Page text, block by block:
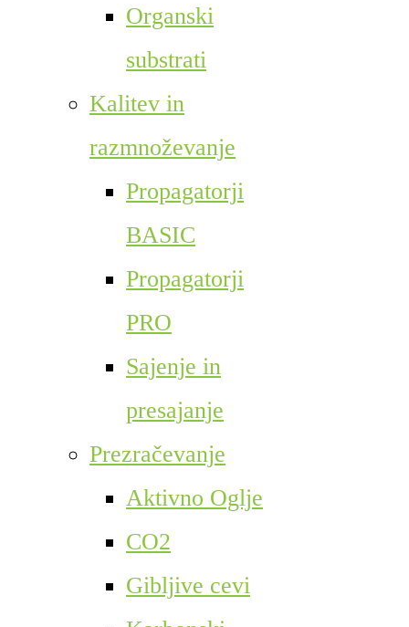
Organski
substrati
Kalitev in
razmnoževanje
Propagatorji
BASIC
Propagatorji
PRO
Sajenje in
presajanje
Prezračevanje
Aktivno Oglje
CO2
Gibljive cevi